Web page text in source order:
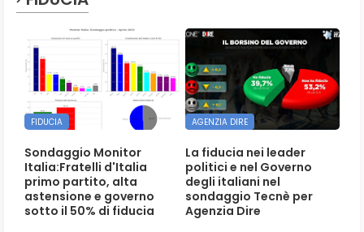
FIDUCIA
Sondaggio Monitor
Italia:Fratelli d'Italia
primo partito, alta
astensione e governo
sotto il 50% di fiducia
AGENZIA DIRE
La fiducia nei leader
politici e nel Governo
degli italiani nel
sondaggio Tecnè per
Agenzia Dire